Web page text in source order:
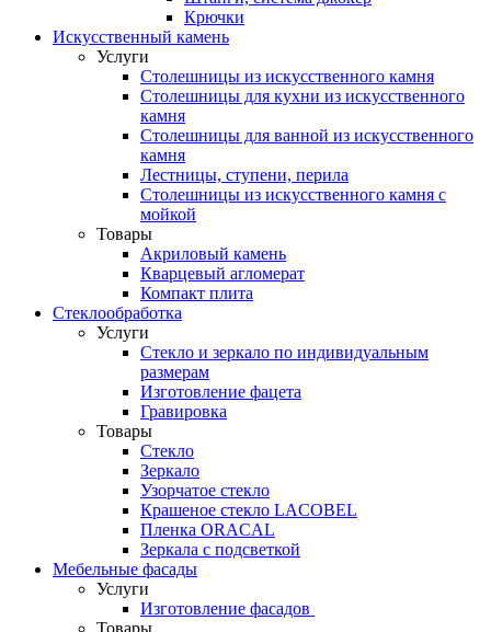
Крючки
Искусственный камень
Услуги
Столешницы из искусственного камня
Столешницы для кухни из искусственного
камня
Столешницы для ванной из искусственного
камня
Лестницы, ступени, перила
Столешницы из искусственного камня с
мойкой
Товары
Акриловый камень
Кварцевый агломерат
Компакт плита
Стеклообработка
Услуги
Стекло и зеркало по индивидуальным
размерам
Изготовление фацета
Гравировка
Товары
Стекло
Зеркало
Узорчатое стекло
Крашеное стекло LACOBEL
Пленка ORACAL
Зеркала с подсветкой
Мебельные фасады
Услуги
Изготовление фасадов
Товары